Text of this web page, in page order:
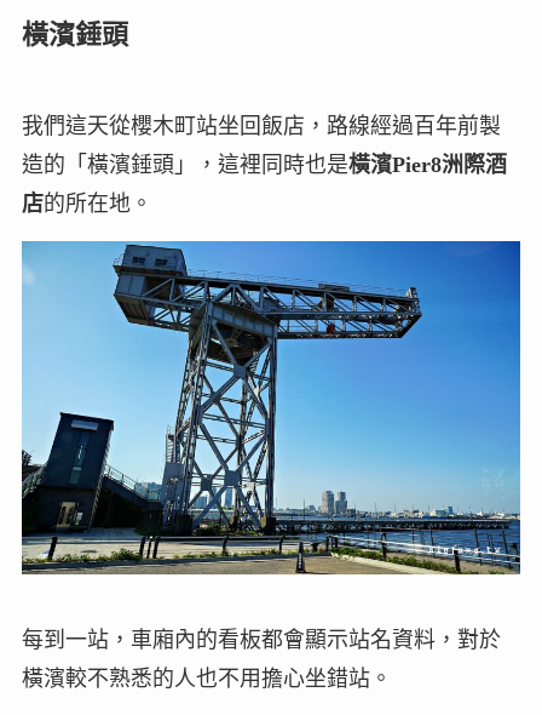
橫濱錘頭
我們這天從櫻木町站坐回飯店，路線經過百年前製
造的「橫濱錘頭」，這裡同時也是橫濱Pier8洲際酒
店的所在地。
每到一站，車廂內的看板都會顯示站名資料，對於
橫濱較不熟悉的人也不用擔心坐錯站。